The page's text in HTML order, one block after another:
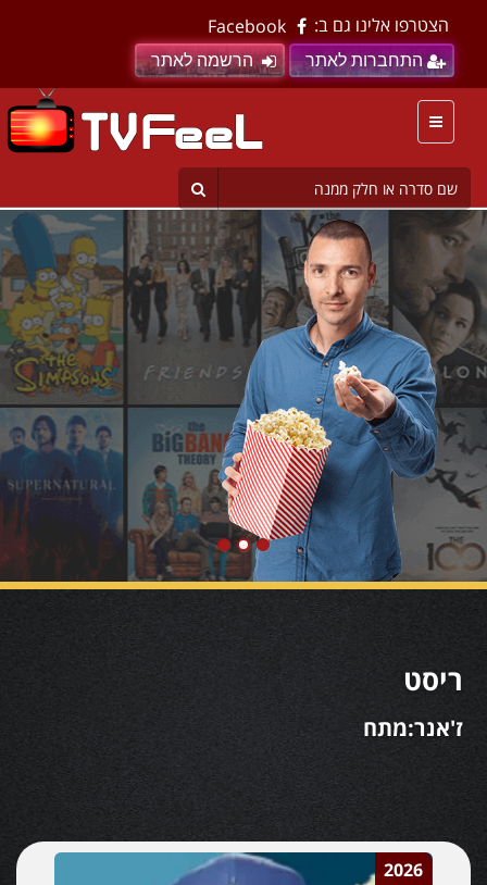
הצטרפו אלינו גם ב: Facebook
התחברות לאתר הרשמה לאתר
ריסט
ז'אנר:מתח
2026